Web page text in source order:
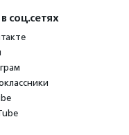
соц.сетях